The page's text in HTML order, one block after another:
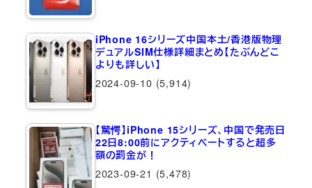
iPhone 16シリーズ中国本土/香港版物理
デュアルSIM仕様詳細まとめ【たぶんどこ
よりも詳しい】
2024-09-10 (5,914)
【驚愕】iPhone 15シリーズ、中国で発売日
22日8:00前にアクティベートすると超多
額の罰金が！
2023-09-21 (5,478)